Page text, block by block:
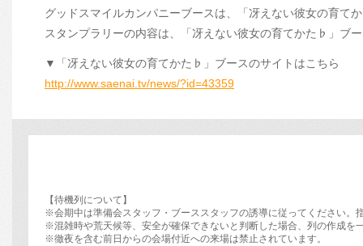
グッドスマイルカンパニーブースは、「冴えない彼女の育
スタンプラリーの内容は、「冴えない彼女の育てかた♭」ブ
▼「冴えない彼女の育てかた♭」ブースのサイトはこちら
http://www.saenai.tv/news/?id=43359
【待機列について】
※会期中は準備会スタッフ・ブーススタッフの誘導に従ってください。
※混雑時や荒天候等、安全が確保できないと判断した場合、列の作成を
※徹夜を含む前日からの会場付近への来場は禁止されています。